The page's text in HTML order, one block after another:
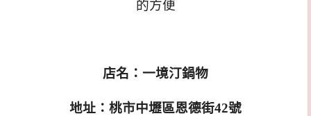
的方便
店名：一境汀鍋物
地址：桃市中壢區恩德街42號